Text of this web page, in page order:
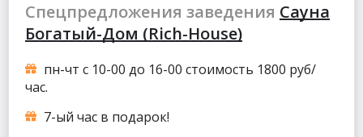
Спецпредложения заведения Сауна
Богатый-Дом (Rich-House)
пн-чт с 10-00 до 16-00 стоимость 1800 руб/
час.
7-ый час в подарок!